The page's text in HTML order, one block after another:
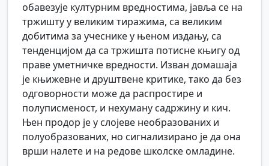
обавезује културним вредностима, јавља се на
тржишту у великим тиражима, са великим
добитима за учеснике у њеном издању, са
тенденцијом да са тржишта потисне књигу од
праве уметничке вредности. Изван домашаја
је књижевне и друштвене критике, тако да без
одговорности може да распростире и
полуписменост, и нехуману садржину и кич.
Њен продор је у слојеве необразованих и
полуобразованих, но сигнализирано је да она
врши налете и на редове школске омладине.